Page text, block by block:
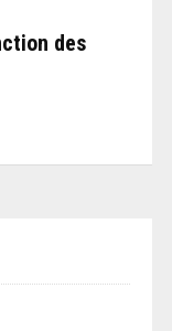
des